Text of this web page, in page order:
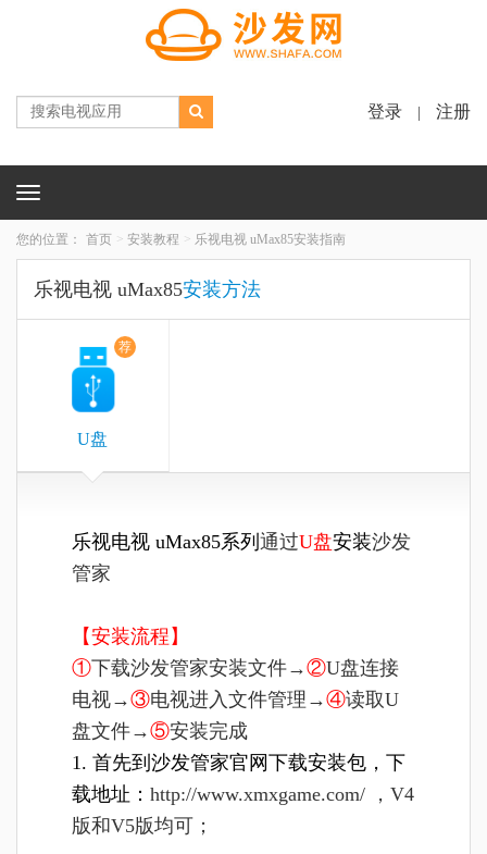
登录 注册
Toggle
您的位置： 首页 安装教程 乐视电视 uMax85安装指南
乐视电视 uMax85安装方法
荐
U盘
乐视电视 uMax85系列 通过U盘安装沙发
管家
【安装流程】
①下载沙发管家安装文件→②U盘连接
电视→③电视进入文件管理→④读取U
盘文件→⑤安装完成
1. 首先到沙发管家官网下载安装包，下
载地址： http://www.xmxgame.com/ ，V4
版和V5版均可；